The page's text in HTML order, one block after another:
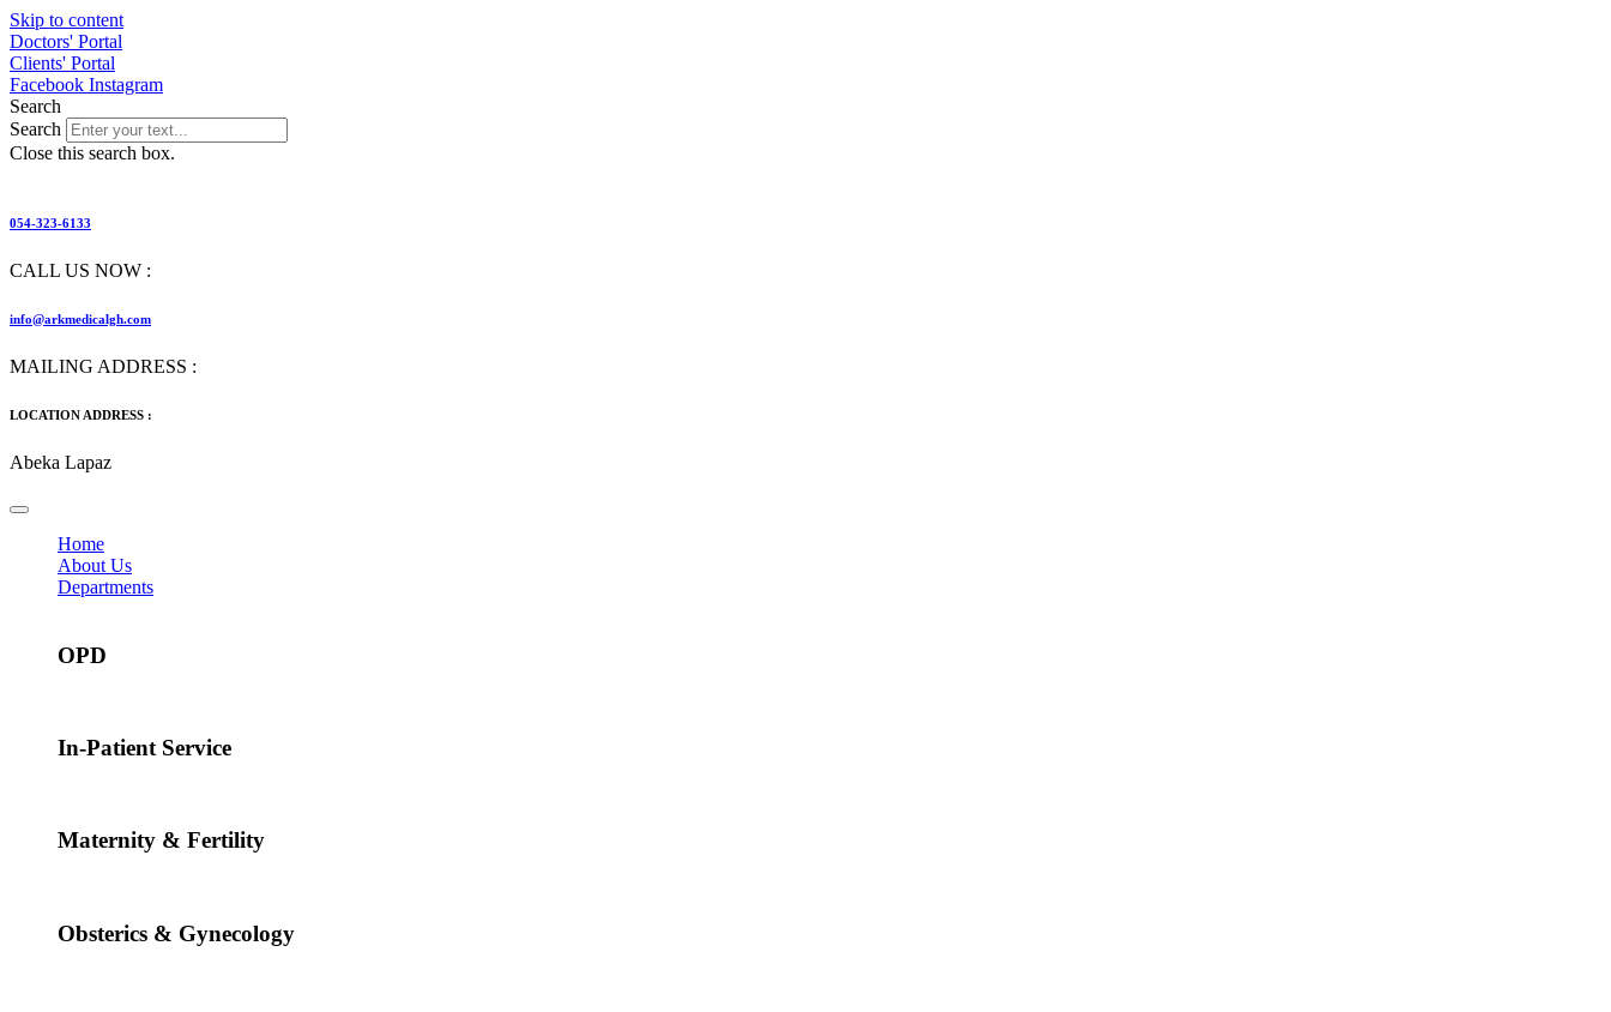
Skip to content
Doctors' Portal
Clients' Portal
Facebook Instagram
Search
Search
Close this search box.
054-323-6133
CALL US NOW :
info@arkmedicalgh.com
MAILING ADDRESS :
LOCATION ADDRESS :
Abeka Lapaz
Home
About Us
Departments
OPD
In-Patient Service
Maternity & Fertility
Obsterics & Gynecology